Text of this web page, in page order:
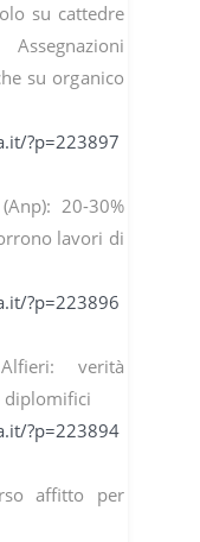
su cattedre
su organico
?p=223897
20-30%
lavori di
?p=223896
verità
diplomifici
?p=223894
affitto per